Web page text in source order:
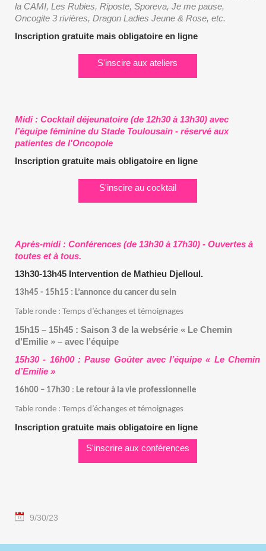
la CAMI, Les Rubies, Riposte, Sporeva, Je me pause,
Oncogite 3 rivières, Dragon Ladies Jeune & Rose, etc.
Inscription gratuite mais obligatoire en ligne
S'inscire aux ateliers
Midi : Cocktail déjeunatoire (de 12h30 à 13h30) avec
l’équipe féminine du Stade Toulousain - réservé aux
patientes de l'Oncopole
Inscription gratuite mais obligatoire en ligne
S'inscire au cocktail
Après-midi : Conférences (de 13h30 à 17h30) - Ouvertes à
toutes et à tous.
13h30-13h45 Intervention de Mathieu Djelloul.
13h45 - 15h15 : L’annonce du cancer du sein
Table ronde : Temps d’échanges et témoignages
15h15 – 15h45 : Saison 3 de la websérie « Le Chemin
d’Emilie » – avec l’équipe
15h30 - 16h00 : Pause Goûter avec l’équipe « Le Chemin
d’Emilie »
16h00 – 17h30 : Le retour à la vie professionnelle
Table ronde : Temps d’échanges et témoignages
Inscription gratuite mais obligatoire en ligne
S'inscrire aux conférences
9/30/23